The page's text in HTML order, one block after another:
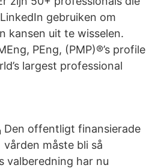
gebruiken om
kansen uit te wisselen.
PEng, (PMP)®’s profile
largest professional
Den offentligt finansierade
vården måste bli så
valberedning har nu